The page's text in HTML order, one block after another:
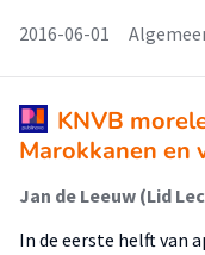
2016-06-01
KNVB
Marokkanen en
Jan de Leeuw (Lid
In de eerste helft van